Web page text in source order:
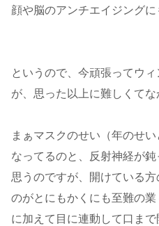
顔や脳のアンチエイジングに
というので、今頑張ってウ
が、思った以上に難しくてな
まぁマスクのせい（年のせ
なってるのと、反射神経が
思うのですが、開けている
のがとにもかくにも至難の業
に加えて目に連動して口ま